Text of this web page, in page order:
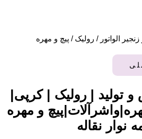
الواتور / رولیک / پیچ و مهره
تولید | رولیک | کرپی|
و مهره
نقاله